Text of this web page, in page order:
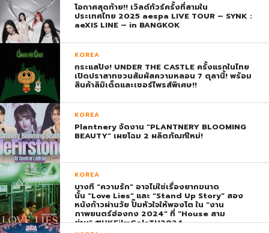
โอกาศสุดท้าย!! เวิลด์ทัวร์ครั้งที่สามใน
ประเทศไทย 2025 aespa LIVE TOUR – SYNK :
aeXIS LINE – in BANGKOK
KOREA
กระแสปัง! UNDER THE CASTLE ครั้งแรกในไทย
เปิดปราสาทชวนสัมผัสความหลอน 7 ตุลานี้! พร้อม
สินค้าลิมิเต็ดและเซอร์ไพรส์พิเศษ!!
KOREA
Plantnery จัดงาน “PLANTNERY BLOOMING
BEAUTY” เผยโฉม 2 ผลิตภัณฑ์ใหม่!
KOREA
บางที “ความรัก” อาจไม่ใช่เรื่องยากขนาด
นั้น “Love Lies” และ “Stand Up Story” สอง
หนังก้าวผ่านวัย ปั๊มหัวใจให้พองโต ใน “งาน
ภาพยนตร์ฮ่องกง 2024” ที่ “House สาม
ย่าน” #HKFilmGalaTH2024